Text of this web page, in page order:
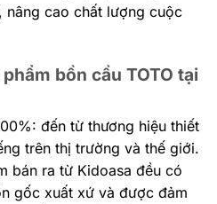
nâng cao chất lượng cuộc
bồn cầu TOTO tại
đến từ thương hiệu thiết
trên thị trường và thế giới.
bán ra từ Kidoasa đều có
gốc xuất xứ và được đảm